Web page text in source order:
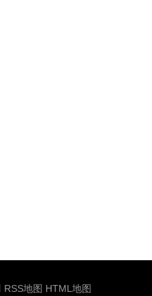
RSS地图 HTML地图